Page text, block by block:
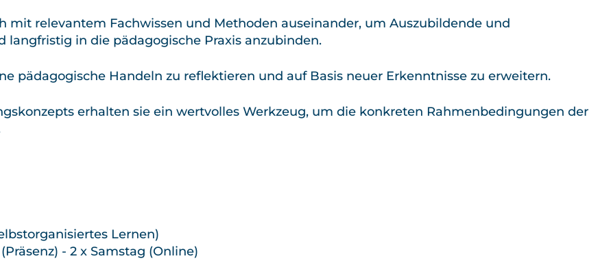
mit relevantem Fachwissen und Methoden auseinander, um Auszubildende und
in die pädagogische Praxis anzubinden.
pädagogische Handeln zu reflektieren und auf Basis neuer Erkenntnisse zu erweitern.
erhalten sie ein wertvolles Werkzeug, um die konkreten Rahmenbedingungen der
Lernen)
- 2 x Samstag (Online)